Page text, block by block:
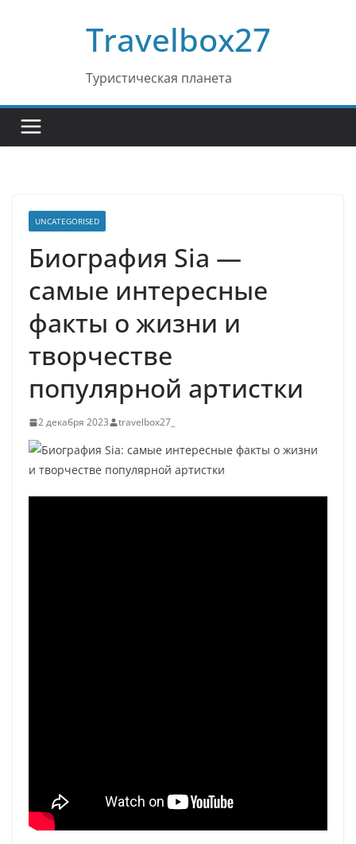
Travelbox27
Туристическая планета
UNCATEGORISED
Биография Sia —
самые интересные
факты о жизни и
творчестве
популярной артистки
2 декабря 2023 travelbox27_